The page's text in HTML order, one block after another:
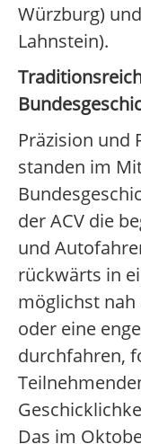
Würzburg)
Lahnstein).
Präzision und
standen im
der ACV die
und
rückwärts in
möglichst nah
oder eine
durchfahren,
Das im